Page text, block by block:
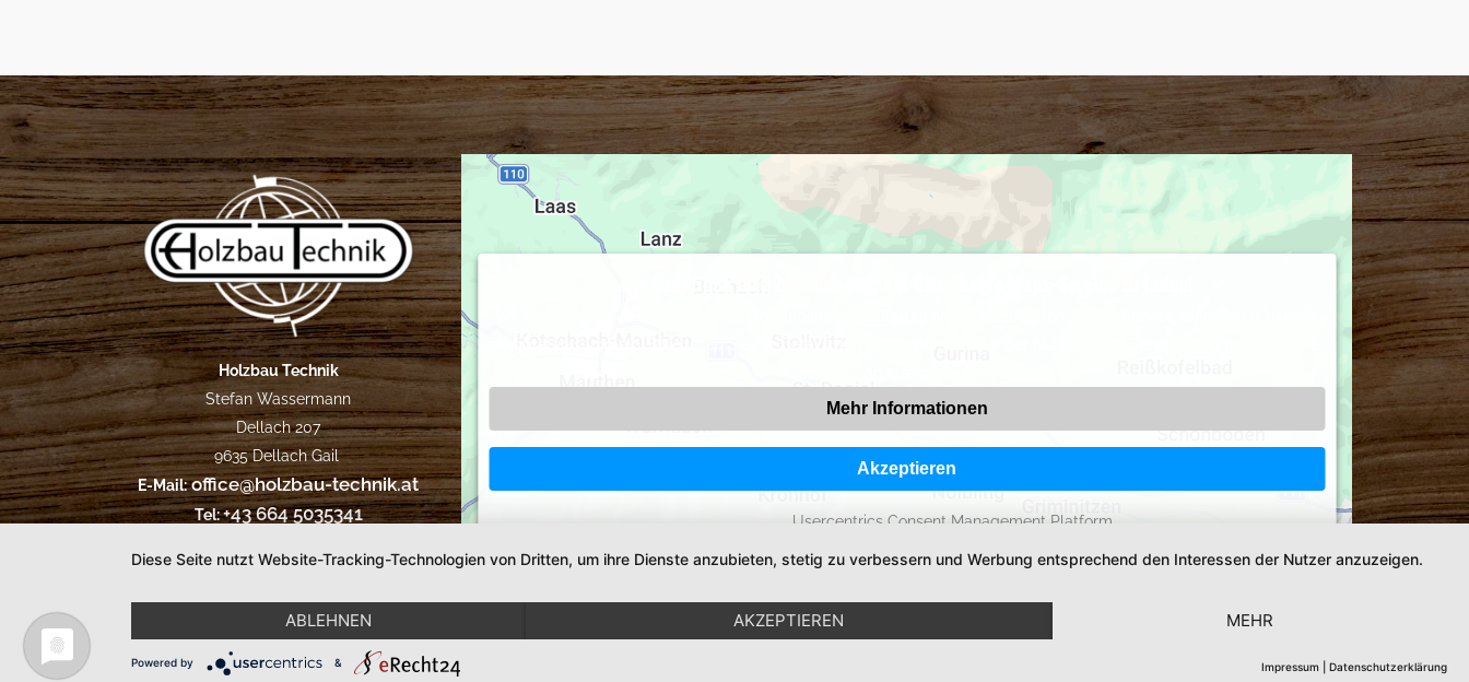
Holzbau Technik
Stefan Wassermann
Dellach 207
9635 Dellach Gail
E-Mail:office@holzbau-technik.at
Tel:+43 664 5035341
Impressum Datenschutz
creativomedia
Mehr Informationen
Akzeptieren
Usercentrics Consent Management Platform
Diese Seite nutzt Website-Tracking-Technologien von Dritten, um ihre Dienste anzubieten, stetig zu verbessern und Werbung entsprechend den Interessen der Nutzer anzuzeigen.
ABLEHNEN AKZEPTIEREN MEHR
Powered by & Impressum Datenschutzerklärung